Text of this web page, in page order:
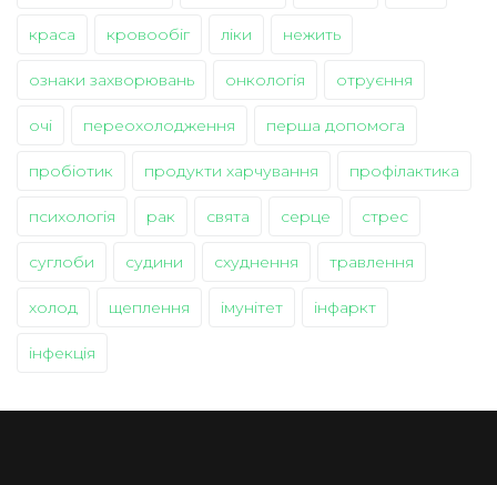
краса кровообіг ліки нежить
ознаки захворювань онкологія отруєння
очі переохолодження перша допомога
пробіотик продукти харчування профілактика
психологія рак свята серце стрес
суглоби судини схуднення травлення
холод щеплення імунітет інфаркт
інфекція